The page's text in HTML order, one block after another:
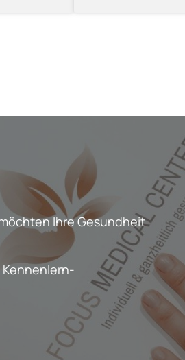
Ihre Gesundheit